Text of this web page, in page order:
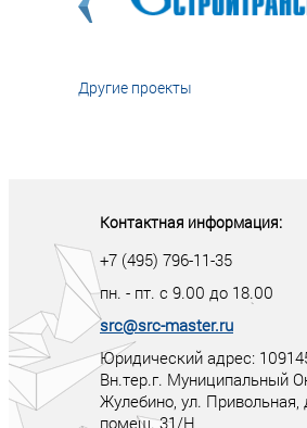
Другие проекты
Контактная информация:
+7 (495) 796-11-35
пн. - пт. с 9.00 до 18.00
src@src-master.ru
Юридический адрес:
Вн.тер.г. Муниципальный
Жулебино, ул. Привольная,
помещ. 31/Н